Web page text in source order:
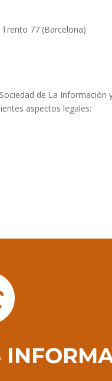
77 (Barcelona)
de La Información
aspectos legales: